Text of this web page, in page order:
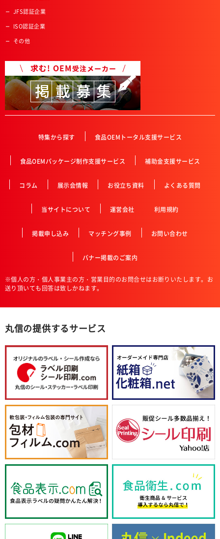
JFS認証企業
ISO認証企業
その他
特集から探す 食品OEMトータル支援サービス
食品OEMパッケージ制作支援サービス 補助金支援サービス
コラム 展示会情報 お役立ち資料 よくある質問
当サイトについて 運営会社 利用規約
掲載申し込み マッチング事例 お問い合わせ
バナー掲載のご案内
※個人の方・個人事業主の方・営業目的のお問合せはお断りいたします。お
送り頂いても回答は致しかねます。
丸信の提供するサービス